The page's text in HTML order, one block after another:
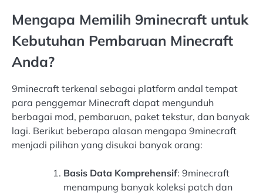
Mengapa Memilih 9minecraft untuk
Kebutuhan Pembaruan Minecraft
Anda?
9minecraft terkenal sebagai platform andal tempat
para penggemar Minecraft dapat mengunduh
berbagai mod, pembaruan, paket tekstur, dan banyak
lagi. Berikut beberapa alasan mengapa 9minecraft
menjadi pilihan yang disukai banyak orang:
Basis Data Komprehensif: 9minecraft
menampung banyak koleksi patch dan